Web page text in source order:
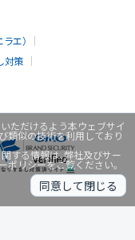
ただけるよう本ウェブサイ
び類似の技術を利用しており
する情報は、弊社及びサー
ポリシーをご覧ください。
同意して閉じる
エ）
対策